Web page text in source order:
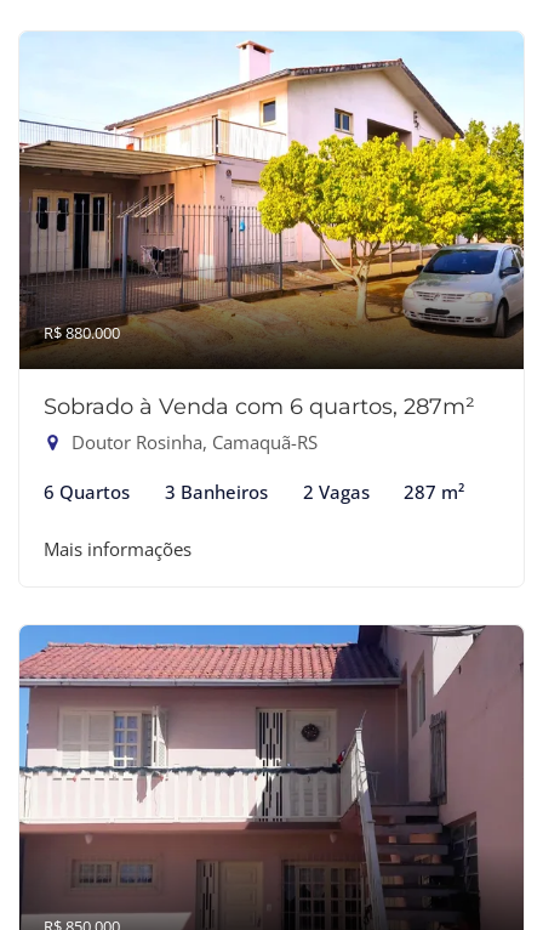
R$ 880.000
Sobrado à Venda com 6 quartos, 287m²
Doutor Rosinha, Camaquã-RS
6 Quartos 3 Banheiros 2 Vagas 287 m²
Mais informações